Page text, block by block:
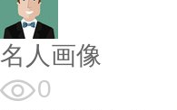
名人画像
0